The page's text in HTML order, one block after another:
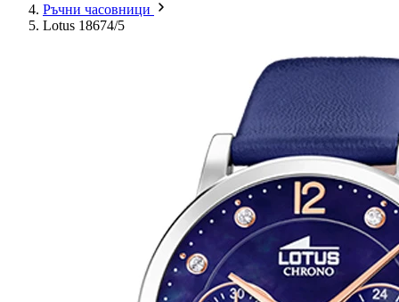
Ръчни часовници
Lotus 18674/5